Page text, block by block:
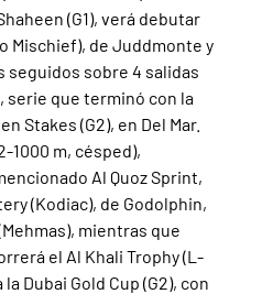
(G1), verá debutar
Mischief), de Juddmonte y
seguidos sobre 4 salidas
serie que terminó con la
Stakes (G2), en Del Mar.
1000 m, césped),
Al Quoz Sprint,
(Kodiac), de Godolphin,
mientras que
el Al Khali Trophy (L-
Dubai Gold Cup (G2), con